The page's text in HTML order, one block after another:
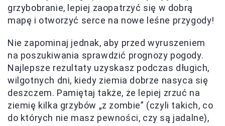
grzybobranie, lepiej zaopatrzyć się w dobrą
mapę i otworzyć serce na nowe leśne przygody!
Nie zapominaj jednak, aby przed wyruszeniem
na poszukiwania sprawdzić prognozy pogody.
Najlepsze rezultaty uzyskasz podczas długich,
wilgotnych dni, kiedy ziemia dobrze nasyca się
deszczem. Pamiętaj także, że lepiej zrzuć na
ziemię kilka grzybów „z zombie” (czyli takich, co
do których nie masz pewności, czy są jadalne),